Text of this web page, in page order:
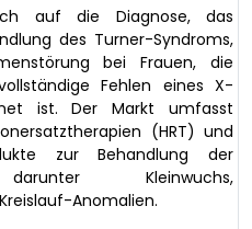
auf die Diagnose, das
des Turner-Syndroms,
bei Frauen, die
Fehlen eines X-
ist. Der Markt umfasst
(HRT) und
zur Behandlung der
darunter Kleinwuchs,
Anomalien.